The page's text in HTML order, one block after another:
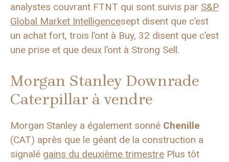
analystes couvrant FTNT qui sont suivis par S&P
Global Market Intelligencesept disent que c’est
un achat fort, trois l’ont à Buy, 32 disent que c’est
une prise et que deux l’ont à Strong Sell.
Morgan Stanley Downrade
Caterpillar à vendre
Morgan Stanley a également sonné Chenille
(CAT) après que le géant de la construction a
signalé gains du deuxième trimestre Plus tôt